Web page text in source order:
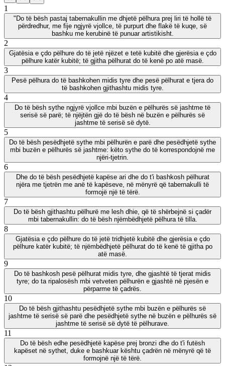
1
"Do të bësh pastaj tabernakullin me dhjetë pëlhura prej liri të hollë të
përdredhur, me fije ngjyrë vjollce, të purpurt dhe flakë të kuqe, së
bashku me kerubinë të punuar artistikisht.
2
Gjatësia e çdo pëlhure do të jetë njëzet e tetë kubitë dhe gjerësia e çdo
pëlhure katër kubitë; të gjitha pëlhurat do të kenë po atë masë.
3
Pesë pëlhura do të bashkohen midis tyre dhe pesë pëlhurat e tjera do
të bashkohen gjithashtu midis tyre.
4
Do të bësh sythe ngjyrë vjollce mbi buzën e pëlhurës së jashtme të
serisë së parë; të njëjtën gjë do të bësh në buzën e pëlhurës së
jashtme të serisë së dytë.
5
Do të bësh pesëdhjetë sythe mbi pëlhurën e parë dhe pesëdhjetë sythe
mbi buzën e pëlhurës së jashtme: këto sythe do të korrespondojnë me
njëri-tjetrin.
6
Dhe do të bësh pesëdhjetë kapëse ari dhe do t'i bashkosh pëlhurat
njëra me tjetrën me anë të kapëseve, në mënyrë që tabernakulli të
formojë një të tërë.
7
Do të bësh gjithashtu pëlhurë me lesh dhie, që të shërbejnë si çadër
mbi tabernakullin: do të bësh njëmbëdhjetë pëlhura të tilla.
8
Gjatësia e çdo pëlhure do të jetë tridhjetë kubitë dhe gjerësia e çdo
pëlhure katër kubitë; të njëmbëdhjetë pëlhurat do të kenë të gjitha po
atë masë.
9
Do të bashkosh pesë pëlhurat midis tyre, dhe gjashtë të tjerat midis
tyre; do ta ripalosësh mbi vetveten pëlhurën e gjashtë në pjesën e
përparme të çadrës.
10
Do të bësh gjithashtu pesëdhjetë sythe mbi buzën e pëlhurës së
jashtme të serisë së parë dhe pesëdhjetë sythe në buzën e pëlhurës së
jashtme të serisë së dytë të pëlhurave.
11
Do të bësh edhe pesëdhjetë kapëse prej bronzi dhe do t'i futësh
kapëset në sythet, duke e bashkuar kështu çadrën në mënyrë që të
formojnë një të tërë.